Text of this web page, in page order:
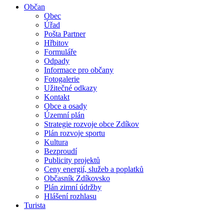
Občan
Obec
Úřad
Pošta Partner
Hřbitov
Formuláře
Odpady
Informace pro občany
Fotogalerie
Užitečné odkazy
Kontakt
Obce a osady
Územní plán
Strategie rozvoje obce Zdíkov
Plán rozvoje sportu
Kultura
Bezproudí
Publicity projektů
Ceny energií, služeb a poplatků
Občasník Zdíkovsko
Plán zimní údržby
Hlášení rozhlasu
Turista